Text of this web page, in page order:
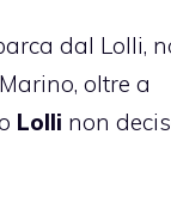
dal Lolli,
oltre a
Lolli non